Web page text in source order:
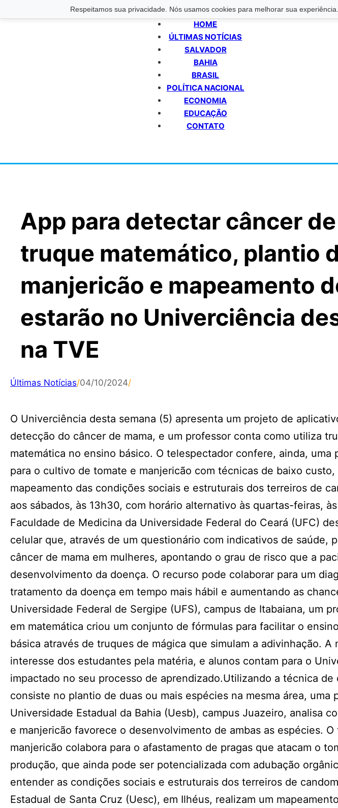
Respeitamos sua privacidade. Nós usamos cookies para melhorar sua
HOME
ÚLTIMAS NOTÍCIAS
SALVADOR
BAHIA
BRASIL
POLÍTICA NACIONAL
ECONOMIA
EDUCAÇÃO
CONTATO
App para detectar câncer
truque matemático, plantio
manjericão e mapeamento
estarão no Univerciência
na TVE
Últimas Notícias/04/10/2024/
O Univerciência desta semana (5) apresenta um projeto de
detecção do câncer de mama, e um professor conta como utiliza
matemática no ensino básico. O telespectador confere, ainda, uma
para o cultivo de tomate e manjericão com técnicas de baixo
mapeamento das condições sociais e estruturais dos terreiros de
aos sábados, às 13h30, com horário alternativo às quartas-feiras,
Faculdade de Medicina da Universidade Federal do Ceará (UFC)
celular que, através de um questionário com indicativos de saúde,
câncer de mama em mulheres, apontando o grau de risco que a
desenvolvimento da doença. O recurso pode colaborar para um
tratamento da doença em tempo mais hábil e aumentando as
Universidade Federal de Sergipe (UFS), campus de Itabaiana, um
em matemática criou um conjunto de fórmulas para facilitar o
básica através de truques de mágica que simulam a adivinhação.
interesse dos estudantes pela matéria, e alunos contam para o
impactado no seu processo de aprendizado.Utilizando a técnica
consiste no plantio de duas ou mais espécies na mesma área, uma
Universidade Estadual da Bahia (Uesb), campus Juazeiro, analisa
e manjericão favorece o desenvolvimento de ambas as espécies.
manjericão colabora para o afastamento de pragas que atacam o
produção, que ainda pode ser potencializada com adubação
entender as condições sociais e estruturais dos terreiros de
Estadual de Santa Cruz (Uesc), em Ilhéus, realizam um